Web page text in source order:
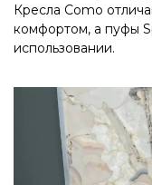
Кресла Como
комфортом, а пуфы
использовании.